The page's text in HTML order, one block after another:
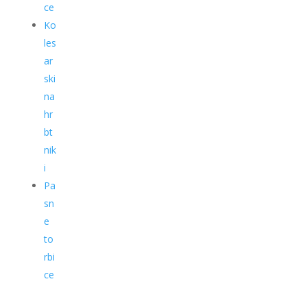
ce
Ko
les
ar
ski
na
hr
bt
nik
i
Pa
sn
e
to
rbi
ce